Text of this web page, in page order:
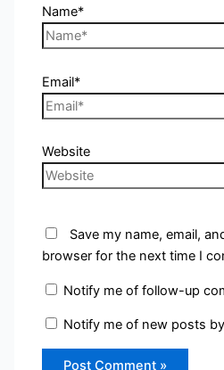
Name*
Email*
Website
Save my name, email,
browser for the next time I
Notify me of follow-up
Notify me of new posts